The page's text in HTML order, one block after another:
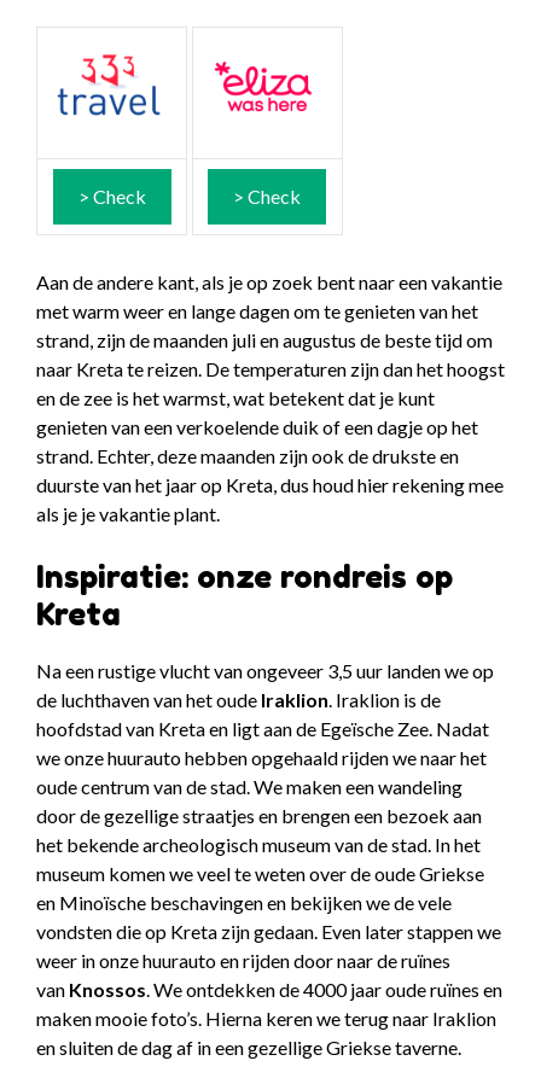
> Check > Check
Aan de andere kant, als je op zoek bent naar een vakantie
met warm weer en lange dagen om te genieten van het
strand, zijn de maanden juli en augustus de beste tijd om
naar Kreta te reizen. De temperaturen zijn dan het hoogst
en de zee is het warmst, wat betekent dat je kunt
genieten van een verkoelende duik of een dagje op het
strand. Echter, deze maanden zijn ook de drukste en
duurste van het jaar op Kreta, dus houd hier rekening mee
als je je vakantie plant.
Inspiratie: onze rondreis op
Kreta
Na een rustige vlucht van ongeveer 3,5 uur landen we op
de luchthaven van het oude Iraklion. Iraklion is de
hoofdstad van Kreta en ligt aan de Egeïsche Zee. Nadat
we onze huurauto hebben opgehaald rijden we naar het
oude centrum van de stad. We maken een wandeling
door de gezellige straatjes en brengen een bezoek aan
het bekende archeologisch museum van de stad. In het
museum komen we veel te weten over de oude Griekse
en Minoïsche beschavingen en bekijken we de vele
vondsten die op Kreta zijn gedaan. Even later stappen we
weer in onze huurauto en rijden door naar de ruïnes
van Knossos. We ontdekken de 4000 jaar oude ruïnes en
maken mooie foto’s. Hierna keren we terug naar Iraklion
en sluiten de dag af in een gezellige Griekse taverne.